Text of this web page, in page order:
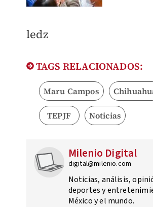
ledz
TAGS RELACIONADOS:
Maru Campos
TEPJF Noticias
Milenio Digital
digital@milenio.com
Noticias, análisis,
deportes y
México y el mundo.